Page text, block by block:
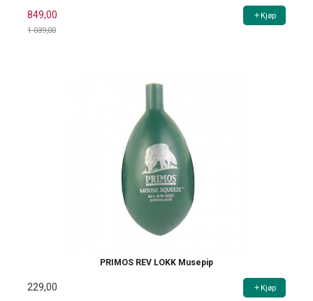
849,00
1 039,00
Kjøp
PRIMOS REV LOKK Musepip
229,00 Kjøp